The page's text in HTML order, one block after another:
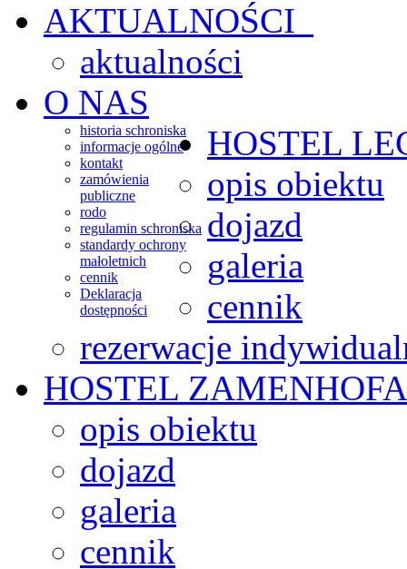
AKTUALNOŚCI
aktualności
O NAS
historia schroniska
informacje ogólne
kontakt
zamówienia
publiczne
rodo
regulamin schroniska
standardy ochrony
małoletnich
cennik
Deklaracja
dostępności
HOSTEL
opis obiektu
dojazd
galeria
cennik
rezerwacje
HOSTEL
opis obiektu
dojazd
galeria
cennik